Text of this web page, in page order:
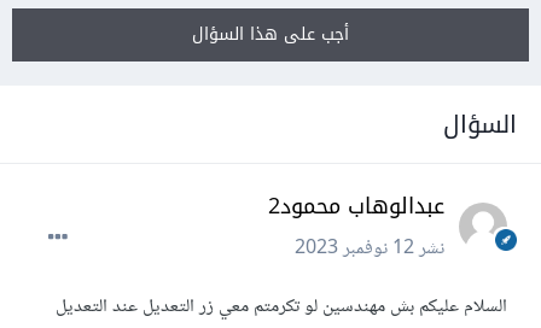
أجب على هذا السؤال
السؤال
عبدالوهاب محمود2
نشر12 نوفمبر 2023
السلام عليكم بش مهندسين لو تكرمتم معي زر التعديل عند التعديل